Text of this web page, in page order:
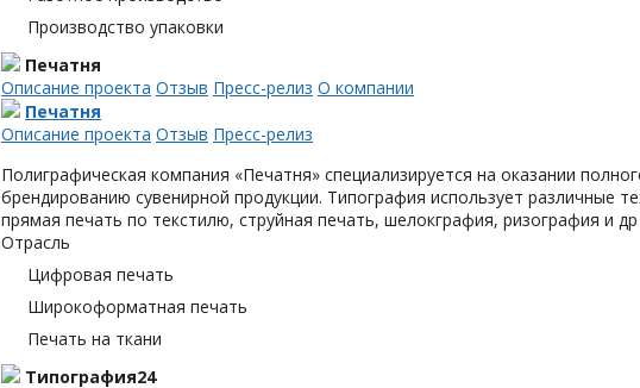
Производство упаковки
Печатня
Описание проекта Отзыв Пресс-релиз О компании
Печатня
Описание проекта Отзыв Пресс-релиз
Полиграфическая компания «Печатня» специализируется на оказании
брендированию сувенирной продукции. Типография использует различные
прямая печать по текстилю, струйная печать, шелокграфия, ризография и др
Отрасль
Цифровая печать
Широкоформатная печать
Печать на ткани
Типография24